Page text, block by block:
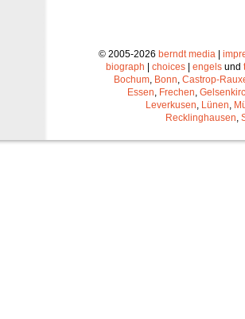
© 2005-2026 berndt media |
biograph | choices | engels und
Bochum Bonn Castrop-
Essen Frechen
Leverkusen Lünen
Recklinghausen